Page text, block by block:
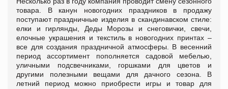
товара. В канун новогодних праздников в продажу
поступают праздничные изделия в скандинавском стиле:
елки и гирлянды, Деды Морозы и снеговички, свечи,
елочные украшения и текстиль в новогодних принтах –
все для создания праздничной атмосферы. В весенний
период ассортимент пополняется садовой мебелью,
уличными подсвечниками, горшками для цветов и
другими полезными вещами для дачного сезона. В
летний период можно приобрести игры и товар для